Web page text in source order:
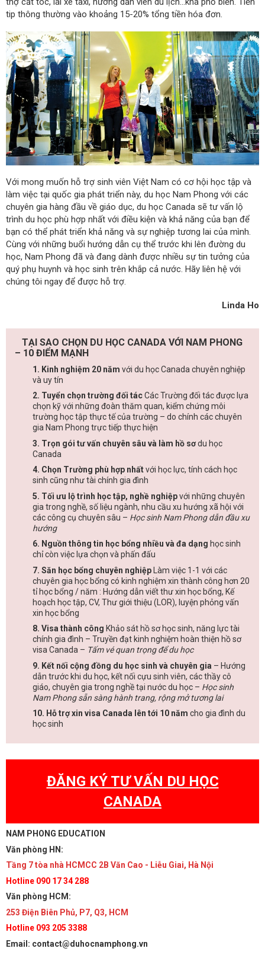
tip thông thường vào khoảng 15-20% tổng tiền hóa đơn.
Với mong muốn hỗ trợ sinh viên Việt Nam có cơ hội học tập và
làm việc tại quốc gia phát triển này, du học Nam Phong với các
chuyên gia hàng đầu về giáo dục, du học Canada sẽ tư vấn lộ
trình du học phù hợp nhất với điều kiện và khả năng của bạn để
bạn có thể phát triển khả năng và sự nghiệp tương lai của mình.
Cùng với những buổi hướng dẫn cụ thể trước khi lên đường du
học, Nam Phong đã và đang dành được nhiều sự tin tưởng của
quý phụ huynh và học sinh trên khắp cả nước. Hãy liên hệ với
chúng tôi ngay để được hỗ trợ.
Linda Ho
TẠI SAO CHỌN DU HỌC CANADA VỚI NAM PHONG
– 10 ĐIỂM MẠNH
1. Kinh nghiệm 20 năm với du học Canada chuyên nghiệp
và uy tín
2. Tuyển chọn trường đối tácCác Trường đối tác được lựa
chọn kỹ với những đoàn thăm quan, kiểm chứng môi
trường học tập thực tế của trường – do chính các chuyên
gia Nam Phong trực tiếp thực hiện
3. Trọn gói tư vấn chuyên sâu và làm hồ sơdu học
Canada
4. Chọn Trường phù hợp nhấtvới học lực, tính cách học
sinh cũng như tài chính gia đình
5. Tối ưu lộ trình học tập, nghề nghiệpvới những chuyên
gia trong nghề, số liệu ngành, nhu cầu xu hướng xã hội với
các công cụ chuyên sâu – Học sinh Nam Phong dẫn đầu xu
hướng
6. Nguồn thông tin học bổng nhiều và đa dạng học sinh
chỉ còn việc lựa chọn và phấn đấu
7. Săn học bổng chuyên nghiệpLàm việc 1-1 với các
chuyên gia học bổng có kinh nghiệm xin thành công hơn 20
tỉ học bổng / năm : Hướng dẫn viết thư xin học bổng, Kế
hoạch học tập, CV, Thư giới thiệu (LOR), luyện phỏng vấn
xin học bổng
8. Visa thành công Khảo sát hồ sơ học sinh, năng lực tài
chính gia đình – Truyền đạt kinh nghiệm hoàn thiện hồ sơ
visa Canada – Tấm vé quan trọng để du học
9. Kết nối cộng đồng du học sinh và chuyên gia – Hướng
dẫn trước khi du học, kết nối cựu sinh viên, các thầy cô
giáo, chuyên gia trong nghề tại nước du học – Học sinh
Nam Phong sẵn sàng hành trang, rộng mở tương lai
10. Hỗ trợ xin visa Canada lên tới 10 năm cho gia đình du
học sinh
ĐĂNG KÝ TƯ VẤN DU HỌC
CANADA
NAM PHONG EDUCATION
Văn phòng HN:
Tầng 7 tòa nhà HCMCC 2B Văn Cao - Liễu Giai, Hà Nội
Hotline 090 17 34 288
Văn phòng HCM:
253 Điện Biên Phủ, P7, Q3, HCM
Hotline 093 205 3388
Email: contact@duhocnamphong.vn